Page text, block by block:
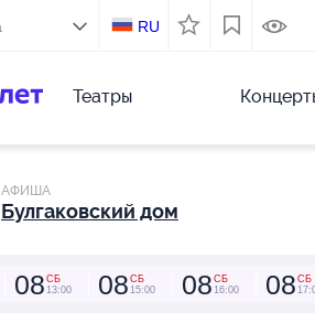
RU
Театры
АФИША
Булгаковский дом
08 СБ
13:00
08 СБ
15:00
08 СБ
16:00
08 СБ